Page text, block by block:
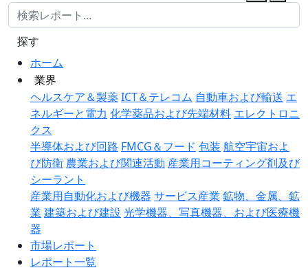
ホーム
業界
ヘルスケア＆製薬ICT＆テレコム 自動車および輸送 エ
ネルギーと電力 化学薬品および先端材料 エレクトロニ
クス
半導体および回路 FMCG＆フード 包装 航空宇宙およ
び防衛 農業および関連活動 産業用コーティング剤及び
シーラント
産業用自動化および機器 サービス産業 鉱物、金属、鉱
業 建築および建設 光学機器、写真機器、および医療機
器
市場レポート
レポート一覧
探す